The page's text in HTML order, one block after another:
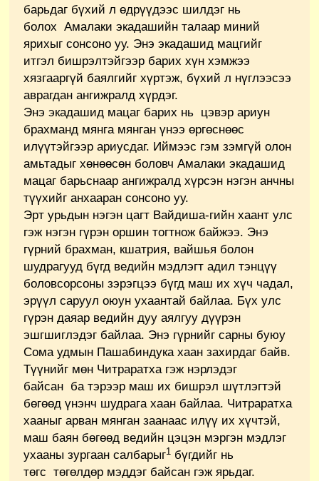
барьдаг бүхий л өдрүүдээс шилдэг нь
болох Амалаки экадашийн талаар миний
ярихыг сонсоно уу. Энэ экадашид мацгийг
итгэл бишрэлтэйгээр барих хүн хэмжээ
хязгааргүй баялгийг хүртэж, бүхий л нүглээсээ
аврагдан ангижралд хүрдэг.
Энэ экадашид мацаг барих нь цэвэр ариун
брахманд мянга мянган үнээ өргөснөөс
илүүтэйгээр ариусдаг. Иймээс гэм зэмгүй олон
амьтадыг хөнөөсөн боловч Амалаки экадашид
мацаг барьснаар ангижралд хүрсэн нэгэн анчны
түүхийг анхааран сонсоно уу.
Эрт урьдын нэгэн цагт Вайдиша-гийн хаант улс
гэж нэгэн гүрэн оршин тогтнож байжээ. Энэ
гүрний брахман, кшатрия, вайшья болон
шудрагууд бүгд ведийн мэдлэгт адил тэнцүү
боловсорсоны зэрэгцээ бүгд маш их хүч чадал,
эрүүл саруул оюун ухаантай байлаа. Бүх улс
гүрэн даяар ведийн дуу аялгуу дүүрэн
эшгшиглэдэг байлаа. Энэ гүрнийг сарны буюу
Сома удмын Пашабиндука хаан захирдаг байв.
Түүнийг мөн Читраратха гэж нэрлэдэг
байсан ба тэрээр маш их бишрэл шүтлэгтэй
бөгөөд үнэнч шудрага хаан байлаа. Читраратха
хааныг арван мянган заанаас илүү их хүчтэй,
маш баян бөгөөд ведийн цэцэн мэргэн мэдлэг
ухааны зургаан салбарыг1 бүгдийг нь
төгс төгөлдөр мэддэг байсан гэж ярьдаг.